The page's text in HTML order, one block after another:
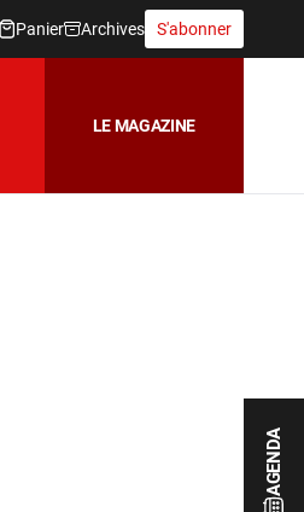
AGENDA
Panier Archives S'abonner
LE MAGAZINE